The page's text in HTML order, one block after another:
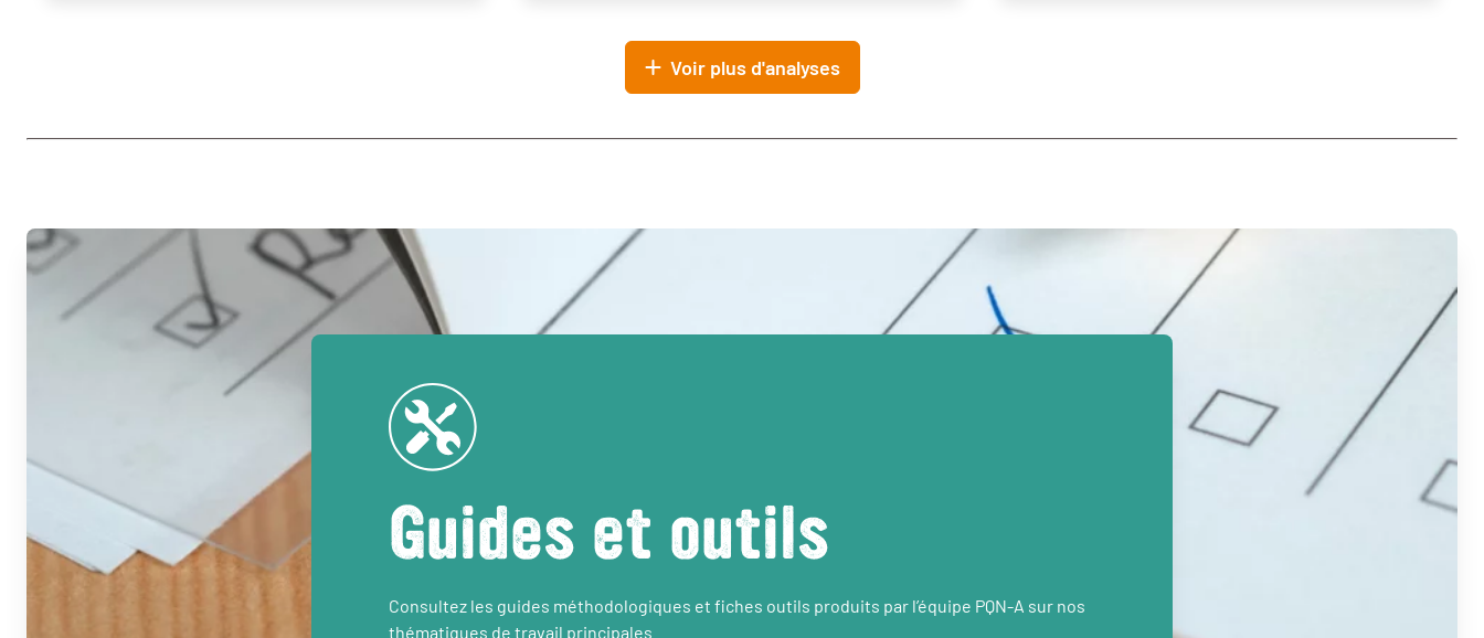
Voir plus d'analyses
Guides et outils
Consultez les guides méthodologiques et fiches outils produits par l’équipe PQN-A sur nos
thématiques de travail principales.